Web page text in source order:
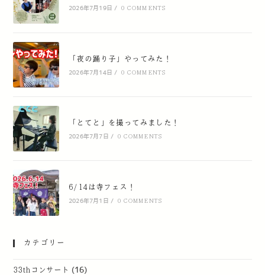
2026年7月19日 / 0 COMMENTS
「夜の踊り子」やってみた！
2026年7月14日 / 0 COMMENTS
「とてと」を撮ってみました！
2026年7月7日 / 0 COMMENTS
6/14は寺フェス！
2026年7月1日 / 0 COMMENTS
カテゴリー
33thコンサート (16)